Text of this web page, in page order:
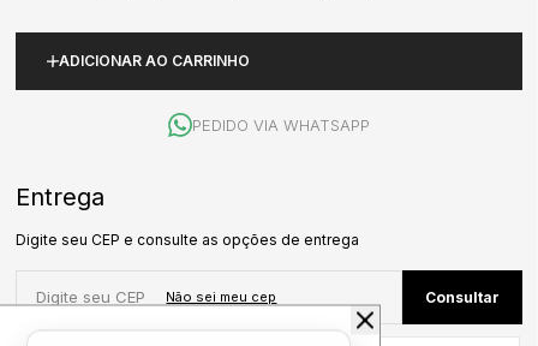
ADICIONAR AO CARRINHO
PEDIDO VIA WHATSAPP